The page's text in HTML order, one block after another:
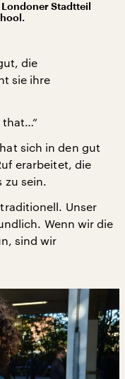
Stadtteil
die
sie ihre
that…“
sich in den gut
erarbeitet, die
zu sein.
Unser
Wenn wir die
sind wir